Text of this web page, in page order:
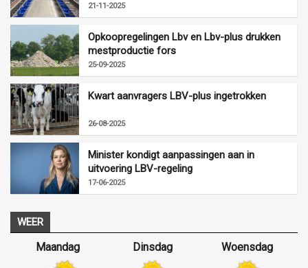
21-11-2025
Opkoopregelingen Lbv en Lbv-plus drukken
mestproductie fors
25-09-2025
Kwart aanvragers LBV-plus ingetrokken
26-08-2025
Minister kondigt aanpassingen aan in
uitvoering LBV-regeling
17-06-2025
WEER
Maandag Dinsdag Woensdag